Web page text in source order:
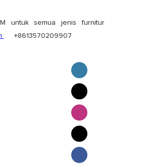
untuk semua jenis furnitur
+8613570209907
English
Pilipino